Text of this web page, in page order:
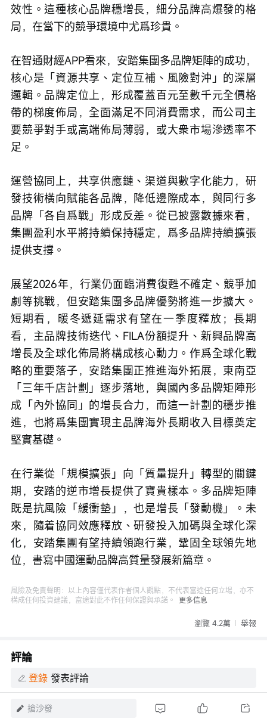
效性。這種核心品牌穩增長，細分品牌高爆發的格
局，在當下的競爭環境中尤爲珍貴。
在智通財經APP看來，安踏集團多品牌矩陣的成功，
核心是「資源共享、定位互補、風險對沖」的深層
邏輯。品牌定位上，形成覆蓋百元至數千元全價格
帶的梯度佈局，全面滿足不同消費需求，而公司主
要競爭對手或高端佈局薄弱，或大衆市場滲透率不
足。
運營協同上，共享供應鏈、渠道與數字化能力，研
發技術橫向賦能各品牌，降低邊際成本，與同行多
品牌「各自爲戰」形成反差。從已披露數據來看，
集團盈利水平將持續保持穩定，爲多品牌持續擴張
提供支撐。
展望2026年，行業仍面臨消費復甦不確定、競爭加
劇等挑戰，但安踏集團多品牌優勢將進一步擴大。
短期看，暖冬遞延需求有望在一季度釋放；長期
看，主品牌技術迭代、FILA份額提升、新興品牌高
增長及全球化佈局將構成核心動力。作爲全球化戰
略的重要落子，安踏集團正推進海外拓展，東南亞
「三年千店計劃」逐步落地，與國內多品牌矩陣形
成「內外協同」的增長合力，而這一計劃的穩步推
進，也將爲集團實現主品牌海外長期收入目標奠定
堅實基礎。
在行業從「規模擴張」向「質量提升」轉型的關鍵
期，安踏的逆市增長提供了寶貴樣本。多品牌矩陣
既是抗風險「緩衝墊」，也是增長「發動機」。未
來，隨着協同效應釋放、研發投入加碼與全球化深
化，安踏集團有望持續領跑行業，鞏固全球領先地
位，書寫中國運動品牌高質量發展新篇章。
風險及免責聲明：以上內容僅代表作者個人觀點，不代表富途任何立場，亦不
構成任何投資建議，富途對此不作任何保證與承諾。
更多信息
瀏覽 4.2萬 舉報
評論
登錄 發表評論
搶沙發